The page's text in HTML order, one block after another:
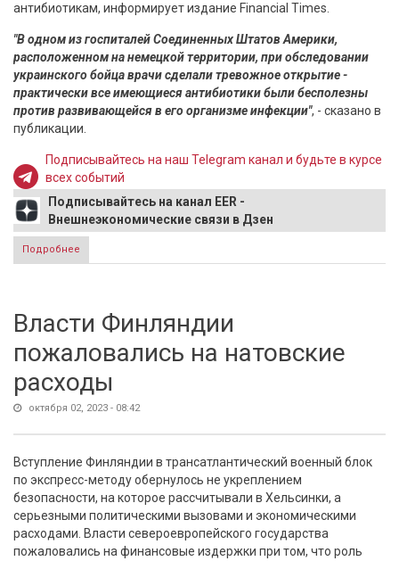
антибиотикам, информирует издание Financial Times.
"В одном из госпиталей Соединенных Штатов Америки,
расположенном на немецкой территории, при обследовании
украинского бойца врачи сделали тревожное открытие -
практически все имеющиеся антибиотики были бесполезны
против развивающейся в его организме инфекции", - сказано в
публикации.
Подписывайтесь на наш Telegram канал и будьте в курсе
всех событий
Подписывайтесь на канал EER -
Внешнеэкономические связи в Дзен
Подробнее
устойчивыми к лечению антибиотиками
Власти Финляндии
пожаловались на натовские
расходы
октября 02, 2023 - 08:42
Вступление Финляндии в трансатлантический военный блок
по экспресс-методу обернулось не укреплением
безопасности, на которое рассчитывали в Хельсинки, а
серьезными политическими вызовами и экономическими
расходами. Власти североевропейского государства
пожаловались на финансовые издержки при том, что роль